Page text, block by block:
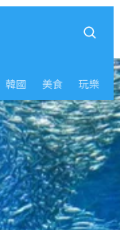
韓國 美食 玩樂